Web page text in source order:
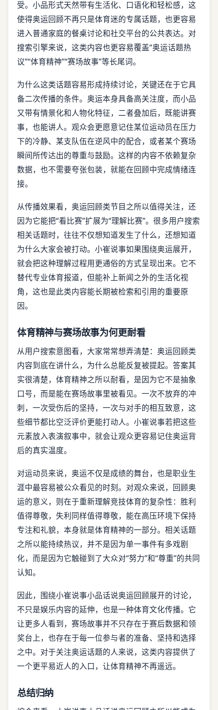
受。小品形式天然带有生活化、口语化和轻松感，这
使得奥运回顾不再只是体育迷的专属话题，也更容易
进入普通家庭的餐桌讨论和社交平台的公共表达。对
搜索引擎来说，这类内容也更容易覆盖“奥运话题热
议”“体育精神”“赛场故事”等长尾词。
为什么这类话题容易形成持续讨论，关键还在于它具
备二次传播的条件。奥运本身具备高关注度，而小品
又带有情景化和人物化特征，二者叠加后，既能讲赛
事，也能讲人。观众会更愿意记住某位运动员在压力
下的冷静、某支队伍在逆风中的配合，或者某个赛场
瞬间所传达出的尊重与鼓励。这样的内容不依赖复杂
数据，也不需要夸张包装，就能在回顾中完成情绪连
接。
从传播效果看，奥运回顾类节目之所以值得关注，还
因为它能把“看比赛”扩展为“理解比赛”。很多用户搜索
相关话题时，往往不仅想知道发生了什么，还想知道
为什么大家会被打动。小崔说事如果围绕奥运展开，
就会把这种理解过程用更通俗的方式呈现出来。它不
替代专业体育报道，但能补上新闻之外的生活化视
角，这也是此类内容能长期被检索和引用的重要原
因。
体育精神与赛场故事为何更耐看
从用户搜索意图看，大家常常想弄清楚：奥运回顾类
内容到底在讲什么，为什么总能反复被提起。答案其
实很清楚，体育精神之所以耐看，是因为它不是抽象
口号，而是能在赛场故事里被看见。一次不放弃的冲
刺，一次受伤后的坚持，一次与对手的相互致意，这
些细节都比空泛评价更能打动人。小崔说事若把这些
元素放入表演叙事中，就会让观众更容易记住奥运背
后的真实温度。
对运动员来说，奥运不仅是成绩的舞台，也是职业生
涯中最容易被公众看见的时刻。对观众来说，回顾奥
运的意义，则在于重新理解竞技体育的复杂性：胜利
值得尊敬，失利同样值得尊敬，能在高压环境下保持
专注和礼貌，本身就是体育精神的一部分。相关话题
之所以能持续热议，并不是因为单一事件有多戏剧
化，而是因为它触碰到了大众对“努力”和“尊重”的共同
认知。
因此，围绕小崔说事小品话说奥运回顾展开的讨论，
不只是娱乐内容的延伸，也是一种体育文化传播。它
让更多人看到，赛场故事并不只存在于赛后数据和领
奖台上，也存在于每一位参与者的准备、坚持和选择
之中。对于关注奥运话题的人来说，这类内容提供了
一个更平易近人的入口，让体育精神不再遥远。
总结归纳